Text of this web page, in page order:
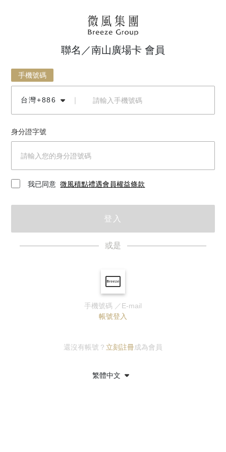
聯名／南山廣場卡 會員
手機號碼
台灣+886
身分證字號
我已同意微風積點禮遇會員權益條款
登入
或是
手機號碼 ／E-mail
帳號登入
還沒有帳號？ 立刻註冊成為會員
繁體中文